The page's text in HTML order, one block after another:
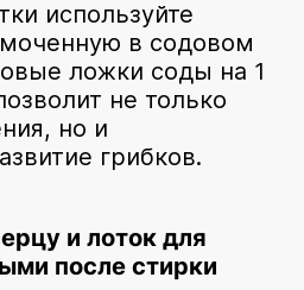
используйте
в содовом
ложки соды на 1
не только
но и
грибков.
и лоток для
после стирки